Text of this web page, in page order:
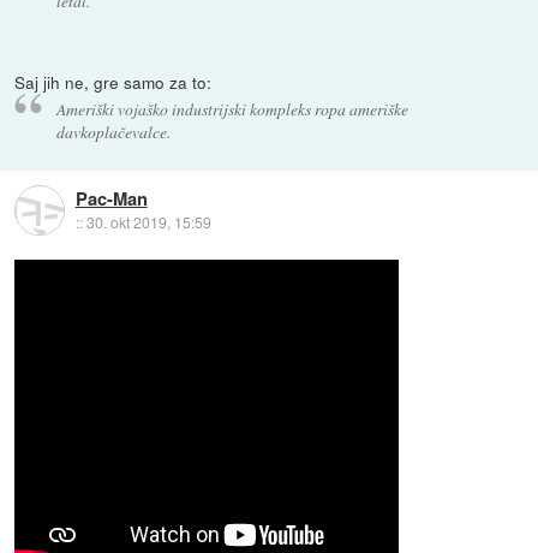
Saj jih ne, gre samo za to:
Ameriški vojaško industrijski kompleks ropa ameriške
davkoplačevalce.
Pac-Man
::30. okt 2019, 15:59